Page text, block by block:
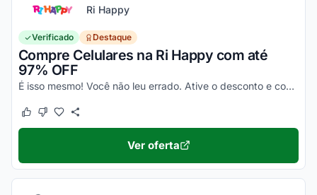
Ri Happy
Verificado Destaque
Compre Celulares na Ri Happy com até
97% OFF
É isso mesmo! Você não leu errado. Ative o desconto e confira essa novidade!
Este cupom funcionou
Este cupom não funcionou
Ver oferta